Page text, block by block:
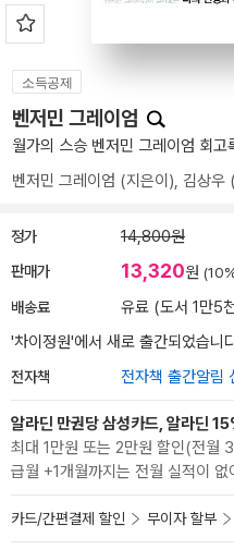
소득공제
벤저민 그레이엄
월가의 스승 벤저민 그레이엄 회고
벤저민 그레이엄 (지은이), 김상우
정가 14,800원
판매가 13,320원
배송료
유료 (도서 1만5
'차이정원'에서 새로 출간되었습니
전자책 전자책 출간알림
알라딘 만권당 삼성카드, 알라딘
최대 1만원 또는 2만원 할인(전월
급월 +1개월까지는 전월 실적이
카드/간편결제 할인 무이자 할부